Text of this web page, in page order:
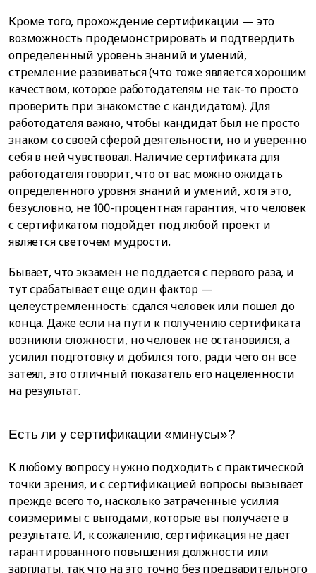
Кроме того, прохождение сертификации — это
возможность продемонстрировать и подтвердить
определенный уровень знаний и умений,
стремление развиваться (что тоже является хорошим
качеством, которое работодателям не так-то просто
проверить при знакомстве с кандидатом). Для
работодателя важно, чтобы кандидат был не просто
знаком со своей сферой деятельности, но и уверенно
себя в ней чувствовал. Наличие сертификата для
работодателя говорит, что от вас можно ожидать
определенного уровня знаний и умений, хотя это,
безусловно, не 100-процентная гарантия, что человек
с сертификатом подойдет под любой проект и
является светочем мудрости.
Бывает, что экзамен не поддается с первого раза, и
тут срабатывает еще один фактор —
целеустремленность: сдался человек или пошел до
конца. Даже если на пути к получению сертификата
возникли сложности, но человек не остановился, а
усилил подготовку и добился того, ради чего он все
затеял, это отличный показатель его нацеленности
на результат.
Есть ли у сертификации «минусы»?
К любому вопросу нужно подходить с практической
точки зрения, и с сертификацией вопросы вызывает
прежде всего то, насколько затраченные усилия
соизмеримы с выгодами, которые вы получаете в
результате. И, к сожалению, сертификация не дает
гарантированного повышения должности или
зарплаты, так что на это точно без предварительного